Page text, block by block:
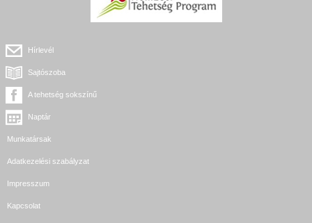
Hírlevél
Sajtószoba
A tehetség sokszínű
Naptár
Munkatársak
Adatkezelési szabályzat
Impresszum
Kapcsolat